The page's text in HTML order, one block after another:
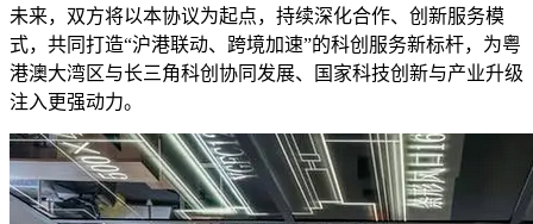
未来，双方将以本协议为起点，持续深化合作、创新服务模
式，共同打造“沪港联动、跨境加速”的科创服务新标杆，为粤
港澳大湾区与长三角科创协同发展、国家科技创新与产业升级
注入更强动力。